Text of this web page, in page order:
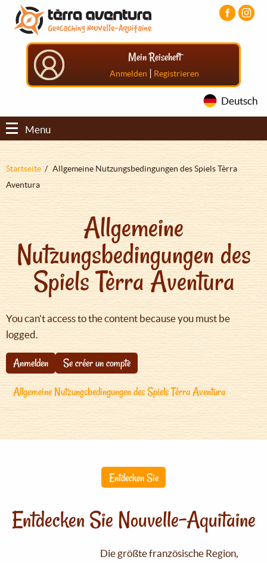
Direkt
zum
Inhalt
Aller
menu
principal
Aller
pied
Mein Reiseheft
Anmelden | Registrieren
Deutsch
Menu
Pfadnavigation
Startseite
Allgemeine Nutzungsbedingungen des Spiels Tèrra
Aventura
Allgemeine
Nutzungsbedingungen des
Spiels Tèrra Aventura
You can't access to the content because you must be
logged.
Anmelden
Se créer un compte
Allgemeine Nutzungsbedingungen des Spiels Tèrra Aventura
Entdecken Sie
Entdecken Sie Nouvelle-Aquitaine
Die größte französische Region,